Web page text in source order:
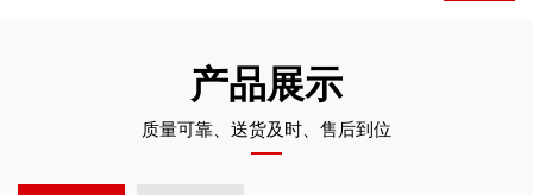
产品展示
质量可靠、送货及时、售后到位